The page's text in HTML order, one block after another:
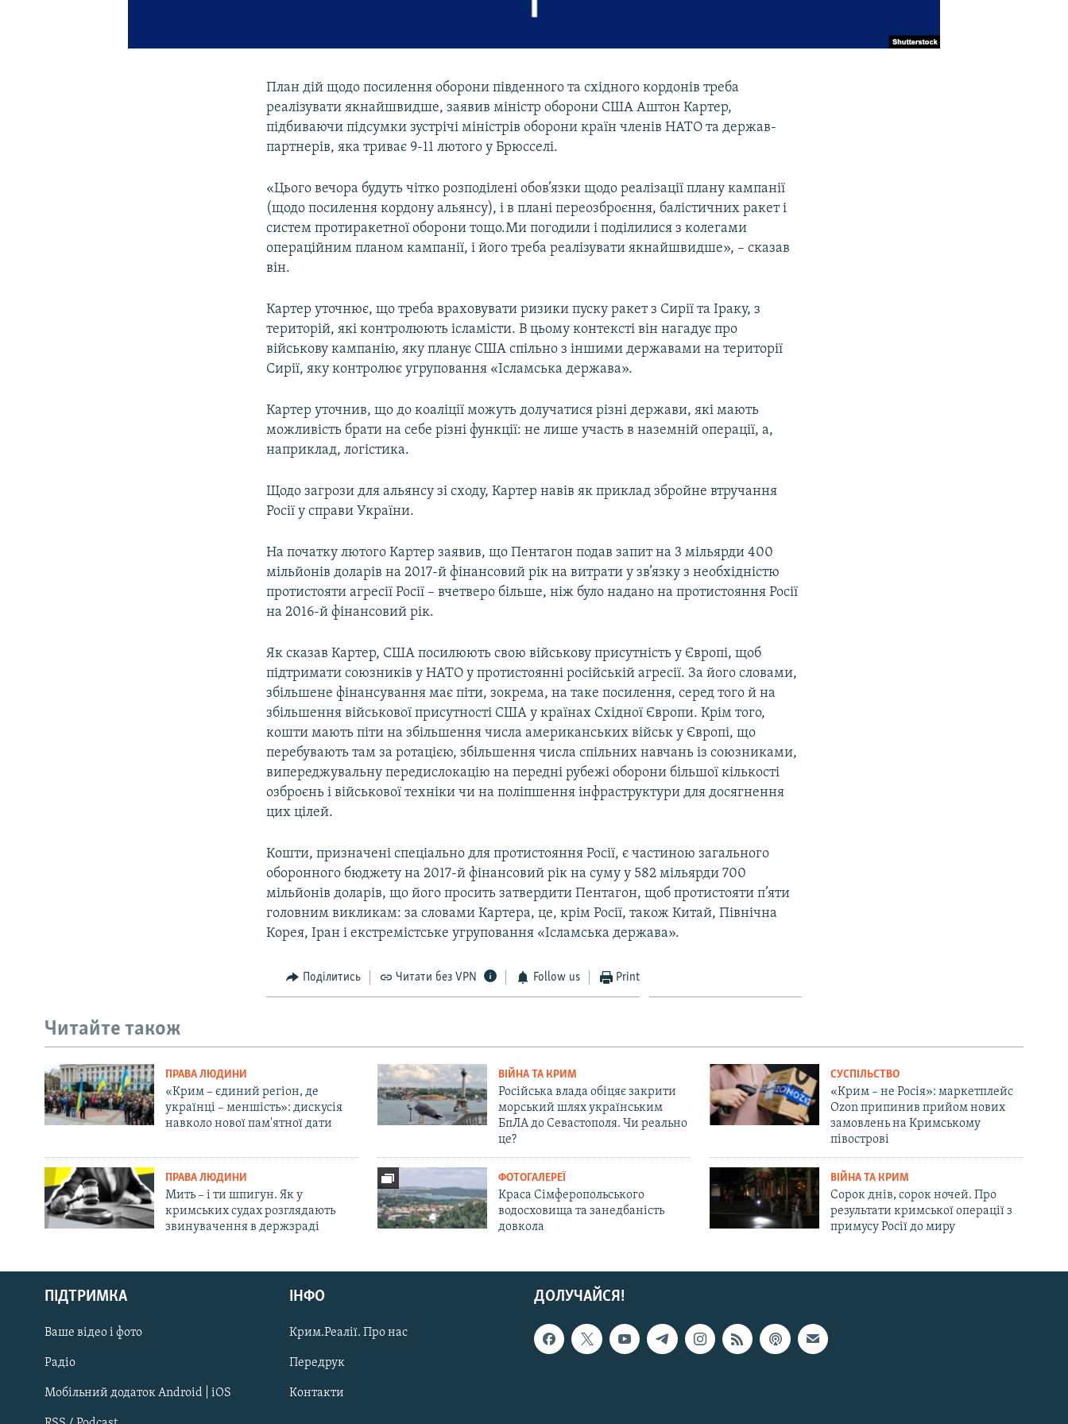
Русский
Qırımtatar
ДОЛУЧАЙСЯ!
План дій щодо посилення оборони південного та східного кордонів треба
реалізувати якнайшвидше, заявив міністр оборони США Аштон Картер,
підбиваючи підсумки зустрічі міністрів оборони країн членів НАТО та держав-
партнерів, яка триває 9-11 лютого у Брюсселі.
«Цього вечора будуть чітко розподілені обов’язки щодо реалізації плану кампанії
(щодо посилення кордону альянсу), і в плані переозброєння, балістичних ракет і
систем протиракетної оборони тощо.Ми погодили і поділилися з колегами
операційним планом кампанії, і його треба реалізувати якнайшвидше», – сказав
він.
Картер уточнює, що треба враховувати ризики пуску ракет з Сирії та Іраку, з
територій, які контролюють ісламісти. В цьому контексті він нагадує про
військову кампанію, яку планує США спільно з іншими державами на території
Сирії, яку контролює угруповання «Ісламська держава».
Картер уточнив, що до коаліції можуть долучатися різні держави, які мають
можливість брати на себе різні функції: не лише участь в наземній операції, а,
наприклад, логістика.
Щодо загрози для альянсу зі сходу, Картер навів як приклад збройне втручання
Росії у справи України.
На початку лютого Картер заявив, що Пентагон подав запит на 3 мільярди 400
мільйонів доларів на 2017-й фінансовий рік на витрати у зв’язку з необхідністю
протистояти агресії Росії – вчетверо більше, ніж було надано на протистояння Росії
на 2016-й фінансовий рік.
Як сказав Картер, США посилюють свою військову присутність у Європі, щоб
підтримати союзників у НАТО у протистоянні російській агресії. За його словами,
збільшене фінансування має піти, зокрема, на таке посилення, серед того й на
збільшення військової присутності США у країнах Східної Європи. Крім того,
кошти мають піти на збільшення числа американських військ у Європі, що
перебувають там за ротацією, збільшення числа спільних навчань із союзниками,
випереджувальну передислокацію на передні рубежі оборони більшої кількості
озброєнь і військової техніки чи на поліпшення інфраструктури для досягнення
цих цілей.
Кошти, призначені спеціально для протистояння Росії, є частиною загального
оборонного бюджету на 2017-й фінансовий рік на суму у 582 мільярди 700
мільйонів доларів, що його просить затвердити Пентагон, щоб протистояти п’яти
головним викликам: за словами Картера, це, крім Росії, також Китай, Північна
Корея, Іран і екстремістське угруповання «Ісламська держава».
Поділитись Читати без VPN Follow us Print
Читайте також
ПРАВА ЛЮДИНИ
«Крим – єдиний регіон, де
українці – меншість»: дискусія
навколо нової пам'ятної дати
ВІЙНА ТА КРИМ
Російська влада обіцяє закрити
морський шлях українським
БпЛА до Севастополя. Чи реально
це?
СУСПІЛЬСТВО
«Крим – не Росія»: маркетплейс
Ozon припинив прийом нових
замовлень на Кримському
півострові
ПРАВА ЛЮДИНИ
Мить – і ти шпигун. Як у
кримських судах розглядають
звинувачення в держзраді
ФОТОГАЛЕРЕЇ
Краса Сімферопольського
водосховища та занедбаність
довкола
ВІЙНА ТА КРИМ
Сорок днів, сорок ночей. Про
результати кримської операції з
примусу Росії до миру
ДОЛУЧАЙСЯ!
ПІДТРИМКА
Ваше відео і фото
Радіо
Мобільний додаток Android | iOS
ІНФО
Крим.Реалії. Про нас
Передрук
Контакти